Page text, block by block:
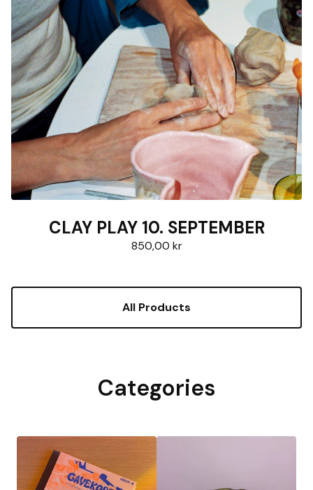
CLAY PLAY 10. SEPTEMBER
850,00 kr
All Products
Categories